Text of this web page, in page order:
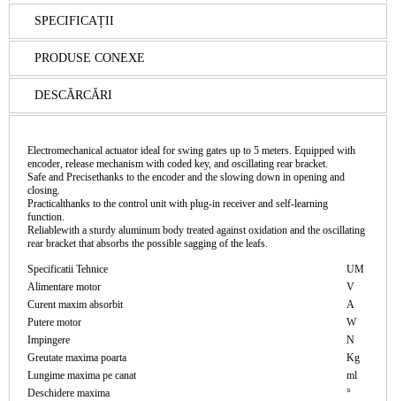
SPECIFICAȚII
PRODUSE CONEXE
DESCĂRCĂRI
Electromechanical actuator ideal for swing gates up to 5 meters. Equipped with
encoder, release mechanism with coded key, and oscillating rear bracket.
Safe and Precisethanks to the encoder and the slowing down in opening and
closing.
Practicalthanks to the control unit with plug-in receiver and self-learning
function.
Reliablewith a sturdy aluminum body treated against oxidation and the oscillating
rear bracket that absorbs the possible sagging of the leafs.
Specificatii Tehnice
UM
Alimentare motor
V
Curent maxim absorbit
A
Putere motor
W
Impingere
N
Greutate maxima poarta
Kg
Lungime maxima pe canat
ml
Deschidere maxima
°